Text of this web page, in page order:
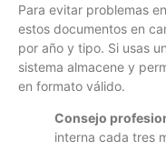
Para evitar problemas
estos documentos en
por año y tipo. Si usas
sistema almacene y
en formato válido.
Consejo
interna cada tres